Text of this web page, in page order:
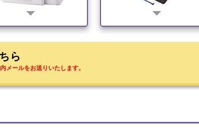
arrow_drop_down arrow_drop_down
ら
メールをお送りいたします。